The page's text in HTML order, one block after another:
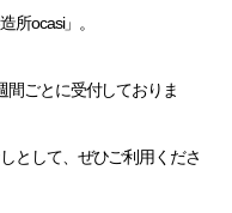
所ocasi」。
間ごとに受付しておりま
として、ぜひご利用くださ